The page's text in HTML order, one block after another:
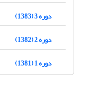
دوره 3 (1383)
دوره 2 (1382)
دوره 1 (1381)